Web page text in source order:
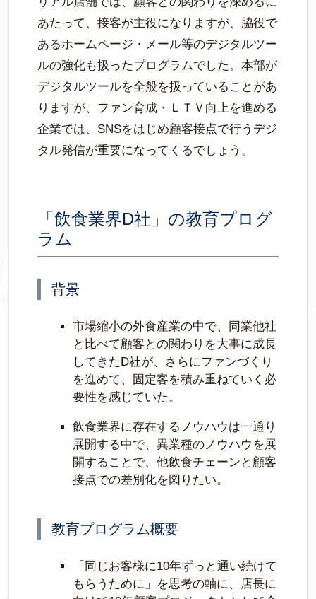
あたって、接客が主役になりますが、脇役で
あるホームページ・メール等のデジタルツー
ルの強化も扱ったプログラムでした。本部が
デジタルツールを全般を扱っていることがあ
りますが、ファン育成・ＬＴＶ向上を進める
企業では、SNSをはじめ顧客接点で行うデジ
タル発信が重要になってくるでしょう。
「飲食業界D社」の教育プログ
ラム
背景
市場縮小の外食産業の中で、同業他社
と比べて顧客との関わりを大事に成長
してきたD社が、さらにファンづくり
を進めて、固定客を積み重ねていく必
要性を感じていた。
飲食業界に存在するノウハウは一通り
展開する中で、異業種のノウハウを展
開することで、他飲食チェーンと顧客
接点での差別化を図りたい。
教育プログラム概要
「同じお客様に10年ずっと通い続けて
もらうために」を思考の軸に、店長に